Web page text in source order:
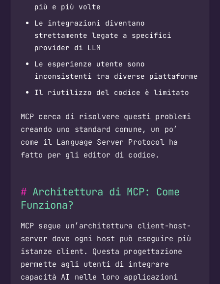
più e più volte
Le integrazioni diventano
strettamente legate a specifici
provider di LLM
Le esperienze utente sono
inconsistenti tra diverse piattaforme
Il riutilizzo del codice è limitato
MCP cerca di risolvere questi problemi
creando uno standard comune, un po’
come il Language Server Protocol ha
fatto per gli editor di codice.
Architettura di MCP: Come
Funziona?
MCP segue un’architettura client-host-
server dove ogni host può eseguire più
istanze client. Questa progettazione
permette agli utenti di integrare
capacità AI nelle loro applicazioni